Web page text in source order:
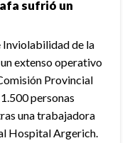
sufrió un
Inviolabilidad de la
extenso operativo
Provincial
personas
una trabajadora
Hospital Argerich.